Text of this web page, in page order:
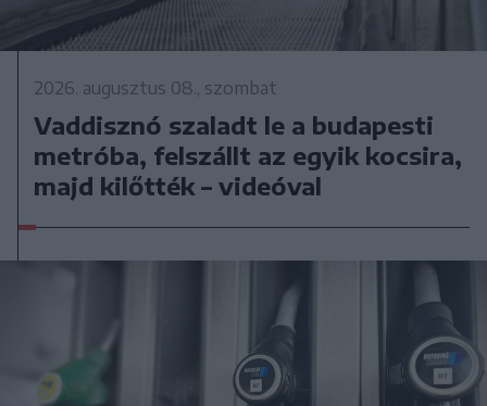
2026. augusztus 08., szombat
Vaddisznó szaladt le a budapesti
metróba, felszállt az egyik kocsira,
majd kilőtték – videóval